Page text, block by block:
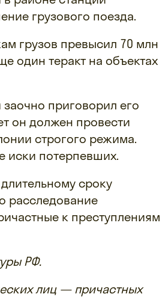
грузового поезда.
грузов превысил 70 млн
один теракт на объектах
приговорил его
он должен провести
строгого режима.
иски потерпевших.
сроку
расследование
к преступлениям
РФ.
лиц — причастных